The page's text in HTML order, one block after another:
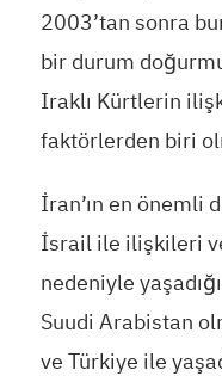
2003’tan sonra
bir durum
Iraklı Kürtlerin
faktörlerden biri
İran’ın en önemli
İsrail ile ilişkileri
nedeniyle
Suudi Arabistan
ve Türkiye ile